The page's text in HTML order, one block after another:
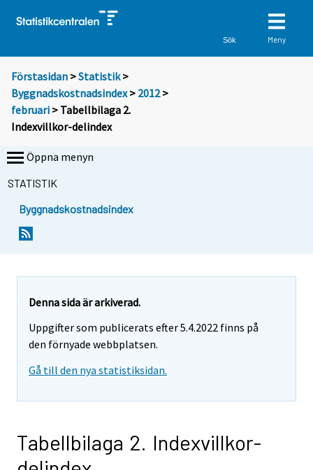
Sök Meny
Förstasidan >Statistik >
Byggnadskostnadsindex> 2012>
februari > Tabellbilaga 2.
Indexvillkor-delindex
Öppna menyn
STATISTIK
Byggnadskostnadsindex
Denna sida är arkiverad.
Uppgifter som publicerats efter 5.4.2022 finns på
den förnyade webbplatsen.
Gå till den nya statistiksidan.
Tabellbilaga 2. Indexvillkor-